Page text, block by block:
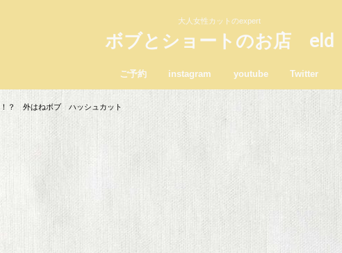
大人女性カットのexpert
ボブとショートのお店 eld
ご予約 instagram youtube Twitter
！？ 外はねボブ ハッシュカット